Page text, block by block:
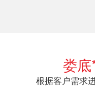
娄
根据客户需求